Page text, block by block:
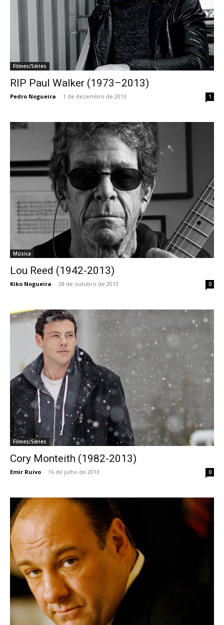
Filmes/Séries
RIP Paul Walker (1973–2013)
Pedro Nogueira - 1 de dezembro de 2013 1
Música
Lou Reed (1942-2013)
Kiko Nogueira - 28 de outubro de 2013 0
Filmes/Séries
Cory Monteith (1982-2013)
Emir Ruivo - 16 de julho de 2013 0